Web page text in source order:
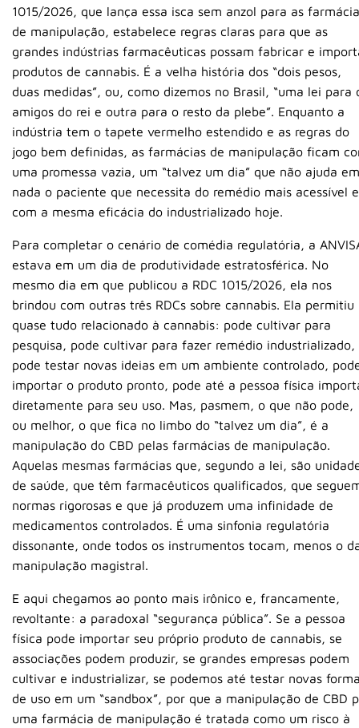
1015/2026, que lança essa isca sem anzol para as
de manipulação, estabelece regras claras para que as
grandes indústrias farmacêuticas possam fabricar e
produtos de cannabis. É a velha história dos “dois pesos,
duas medidas”, ou, como dizemos no Brasil, “uma lei para
amigos do rei e outra para o resto da plebe”. Enquanto a
indústria tem o tapete vermelho estendido e as regras do
jogo bem definidas, as farmácias de manipulação ficam
uma promessa vazia, um “talvez um dia” que não ajuda em
nada o paciente que necessita do remédio mais acessível e
com a mesma eficácia do industrializado hoje.
Para completar o cenário de comédia regulatória, a
estava em um dia de produtividade estratosférica. No
mesmo dia em que publicou a RDC 1015/2026, ela nos
brindou com outras três RDCs sobre cannabis. Ela permitiu
quase tudo relacionado à cannabis: pode cultivar para
pesquisa, pode cultivar para fazer remédio industrializado,
pode testar novas ideias em um ambiente controlado,
importar o produto pronto, pode até a pessoa física
diretamente para seu uso. Mas, pasmem, o que não pode,
ou melhor, o que fica no limbo do “talvez um dia”, é a
manipulação do CBD pelas farmácias de manipulação.
Aquelas mesmas farmácias que, segundo a lei, são
de saúde, que têm farmacêuticos qualificados, que
normas rigorosas e que já produzem uma infinidade de
medicamentos controlados. É uma sinfonia regulatória
dissonante, onde todos os instrumentos tocam, menos o
manipulação magistral.
E aqui chegamos ao ponto mais irônico e, francamente,
revoltante: a paradoxal “segurança pública”. Se a pessoa
física pode importar seu próprio produto de cannabis, se
associações podem produzir, se grandes empresas podem
cultivar e industrializar, se podemos até testar novas
de uso em um “sandbox”, por que a manipulação de CBD
uma farmácia de manipulação é tratada como um risco à